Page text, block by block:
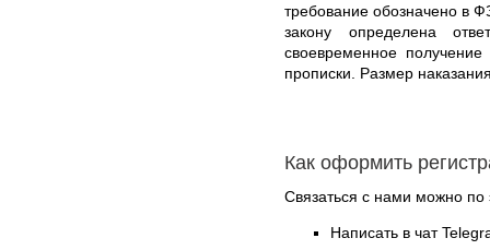
требование обозначено в
закону определена
своевременное
прописки. Размер
Как оформить
Связаться с нами можно по
Написать в чат